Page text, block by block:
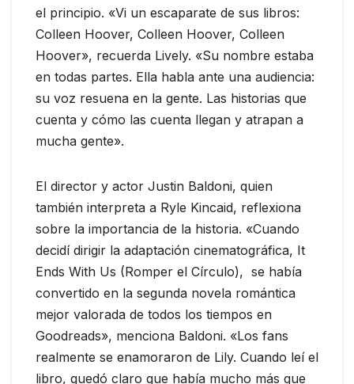
el principio. «Vi un escaparate de sus libros:
Colleen Hoover, Colleen Hoover, Colleen
Hoover», recuerda Lively. «Su nombre estaba
en todas partes. Ella habla ante una audiencia:
su voz resuena en la gente. Las historias que
cuenta y cómo las cuenta llegan y atrapan a
mucha gente».
El director y actor Justin Baldoni, quien
también interpreta a Ryle Kincaid, reflexiona
sobre la importancia de la historia. «Cuando
decidí dirigir la adaptación cinematográfica, It
Ends With Us (Romper el Círculo), se había
convertido en la segunda novela romántica
mejor valorada de todos los tiempos en
Goodreads», menciona Baldoni. «Los fans
realmente se enamoraron de Lily. Cuando leí el
libro, quedó claro que había mucho más que